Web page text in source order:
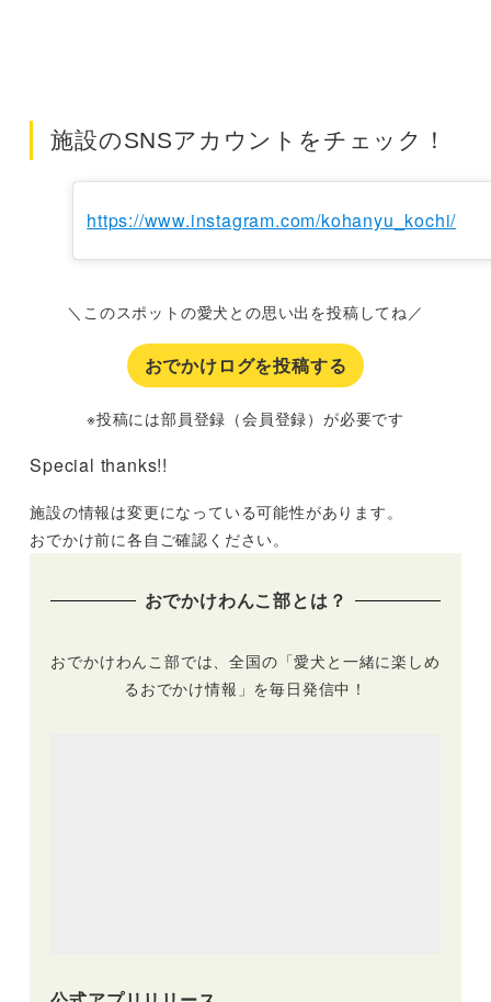
施設のSNSアカウントをチェック！
https://www.instagram.com/kohanyu_kochi/
＼このスポットの愛犬との思い出を投稿してね／
おでかけログを投稿する
※投稿には部員登録（会員登録）が必要です
Special thanks!!
施設の情報は変更になっている可能性があります。
おでかけ前に各自ご確認ください。
おでかけわんこ部とは？
おでかけわんこ部では、全国の「愛犬と一緒に楽しめ
るおでかけ情報」を毎日発信中！